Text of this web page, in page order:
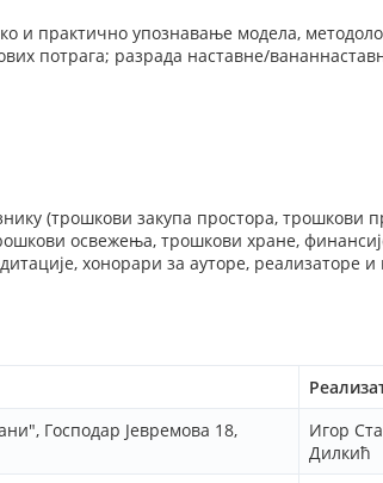
и практично упознавање модела,
потрага; разрада наставне/
(трошкови закупа простора,
освежења, трошкови хране,
хонорари за ауторе, реализаторе
Господар Јевремова 18,
Игор
Дилкић